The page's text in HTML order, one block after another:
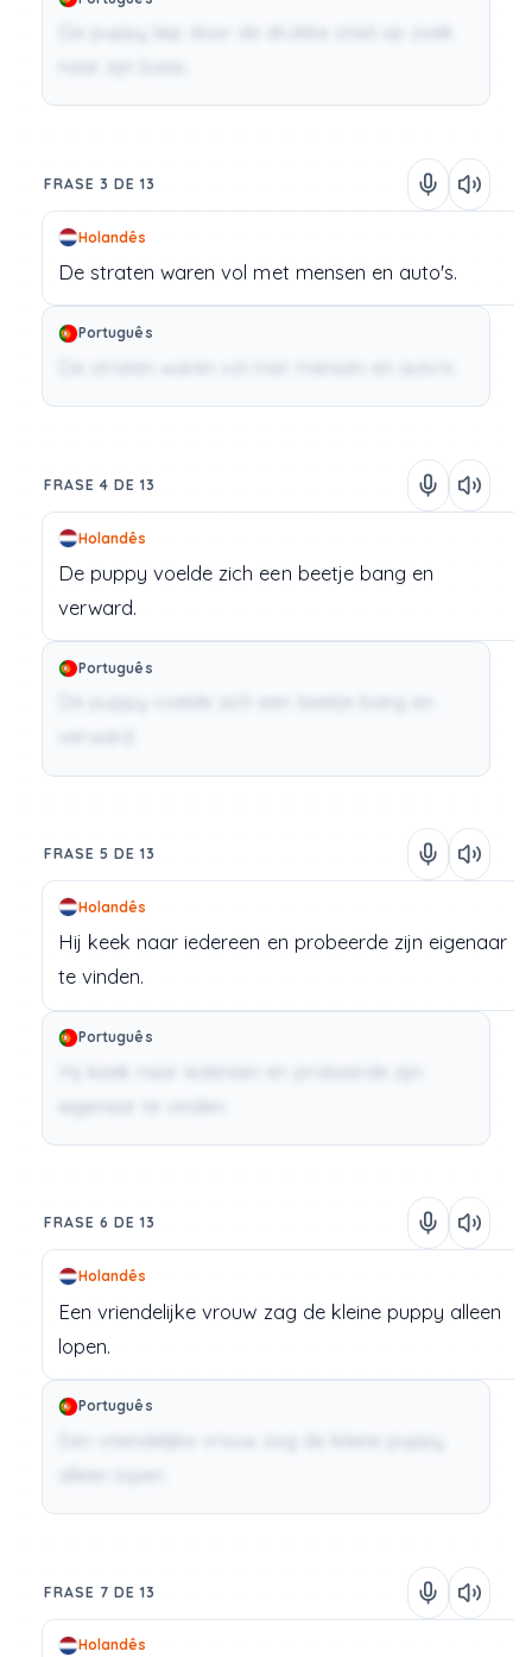
FRASE 3 DE 13
Holandês
De straten waren vol met mensen en auto's.
Português
FRASE 4 DE 13
Holandês
De puppyvoelde zich een beetje bang en
verward.
Português
FRASE 5 DE 13
Holandês
Hij keek naar iedereen en probeerde zijn eigenaar
te vinden.
Português
Hij keek naar iedereen en probeerde zijn
eigenaar te vinden.
FRASE 6 DE 13
Holandês
Een vriendelijke vrouw zag de kleine puppy alleen
lopen.
Português
Een vriendelijke vrouw zag de kleine puppy
alleen lopen.
FRASE 7 DE 13
Holandês